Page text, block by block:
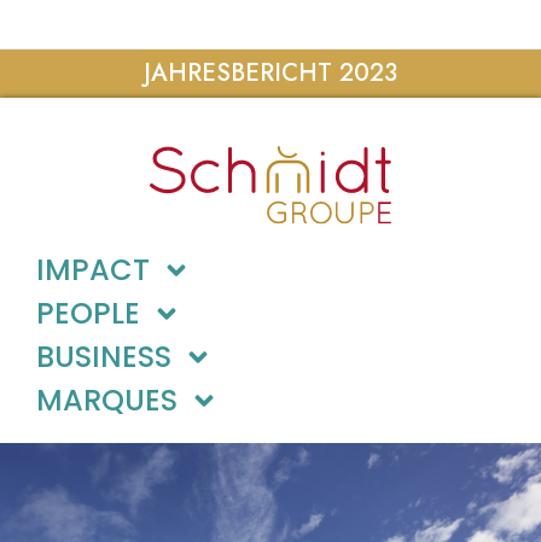
JAHRESBERICHT 2023
IMPACT
PEOPLE
BUSINESS
MARQUES